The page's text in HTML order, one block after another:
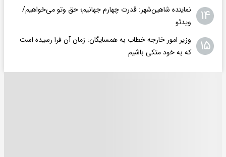
۱۴
نماینده شاهین‌شهر: قدرت چهارم جهانیم؛ حق وتو می‌خواهیم/
ویدئو
۱۵
وزیر امور خارجه خطاب به همسایگان: زمان آن فرا رسیده است
که به خود متکی باشیم